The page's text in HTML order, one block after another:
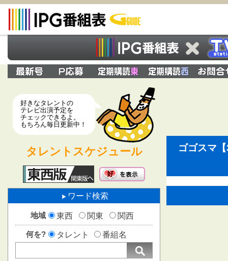
好きなタレントの
テレビ出演予定を
チェックできるよ。
もちろん毎日更新中！
タレントスケジュール
ワード検索
地域 東西 関東 関西
何を? タレント 番組名
ゴゴスマ